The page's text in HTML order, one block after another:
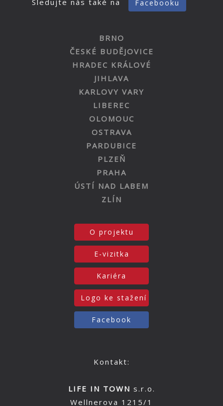
Facebooku
BRNO
ČESKÉ BUDĚJOVICE
HRADEC KRÁLOVÉ
JIHLAVA
KARLOVY VARY
LIBEREC
OLOMOUC
OSTRAVA
PARDUBICE
PLZEŇ
PRAHA
ÚSTÍ NAD LABEM
ZLÍN
O projektu
E-vizitka
Kariéra
Logo ke stažení
Facebook
Kontakt:
LIFE IN TOWN s.r.o.
Wellnerova 1215/1